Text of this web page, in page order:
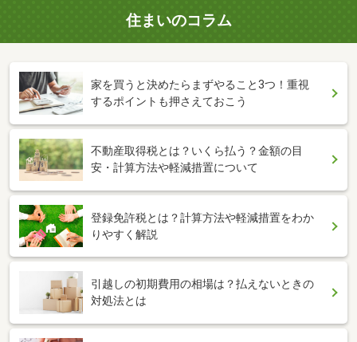
住まいのコラム
家を買うと決めたらまずやること3つ！重視
するポイントも押さえておこう
不動産取得税とは？いくら払う？金額の目
安・計算方法や軽減措置について
登録免許税とは？計算方法や軽減措置をわか
りやすく解説
引越しの初期費用の相場は？払えないときの
対処法とは